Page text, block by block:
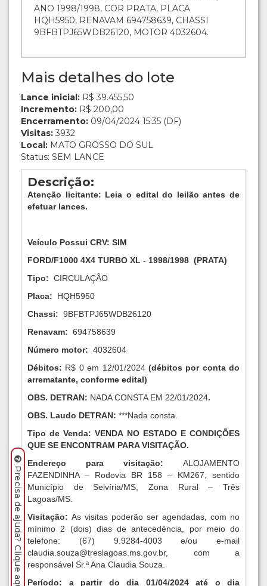
ANO 1998/1998, COR PRATA, PLACA
HQH5950, RENAVAM 694758639, CHASSI
9BFBTPJ65WDB26120, MOTOR 4032604.
Mais detalhes do lote
Lance inicial: R$ 39.455,50
Incremento: R$ 200,00
Encerramento: 09/04/2024 15:35 (DF)
Visitas: 3932
Local: MATO GROSSO DO SUL
Status: SEM LANCE
Descrição:
Atenção licitante: Leia o edital do leilão antes de
efetuar lances.
Veículo Possui CRV: SIM
FORD/F1000 4X4 TURBO XL - 1998/1998 (PRATA)
Tipo: CIRCULAÇÃO
Placa: HQH5950
Chassi: 9BFBTPJ65WDB26120
Renavam: 694758639
Número motor: 4032604
Débitos: R$ 0 em 12/01/2024 (débitos por conta do
arrematante, conforme edital)
OBS. DETRAN: NADA CONSTA EM 22/01/2024.
OBS. Laudo DETRAN: ***Nada consta.
Tipo de Venda: VENDA NO ESTADO E CONDIÇÕES
QUE SE ENCONTRAM PARA VISITAÇÃO.
Endereço para visitação: ALOJAMENTO
FAZENDINHA – Rodovia BR 158 – KM267, sentido
Município de Selvíria/MS, Zona Rural – Três
Lagoas/MS.
Visitação: As visitas poderão ser agendadas, com no
mínimo 2 (dois) dias de antecedência, por meio do
telefone: (67) 9.9284-4003 e/ou e-mail
claudia.souza@treslagoas.ms.gov.br, com a
responsável Sr.ª Ana Claudia Souza.
Período: a partir do dia 01/04/2024 até o dia
Precisa de ajuda? Clique aqui.